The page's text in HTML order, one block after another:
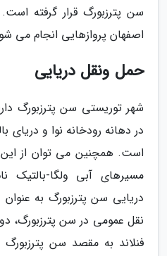
سن پترزبورگ قرار گرفته
اصفهان پروازهایی انجام می
حمل ونقل دریایی
شهر توریستی سن پترزبورگ
در دهانه رودخانه نوا و دریای
است. همچنین می توان از
مسیرهای آبی ولگا-
دریایی سن پترزبورگ به
نقل عمومی در سن پترزبورگ،
فنلاند به مقصد سن